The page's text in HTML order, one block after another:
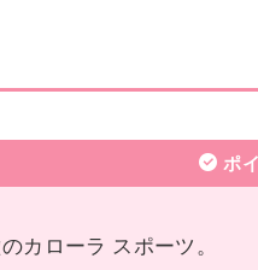
ポ
カローラ スポーツ。